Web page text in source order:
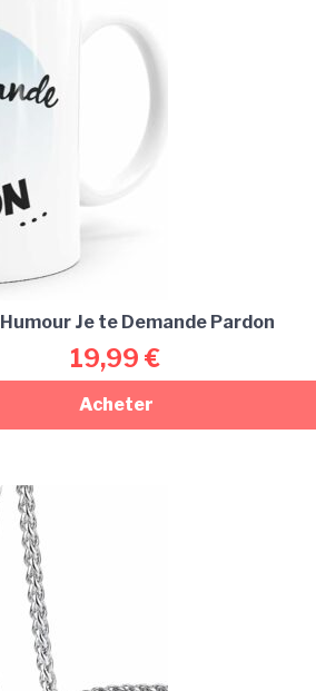
Je te Demande Pardon
19,99 €
Acheter